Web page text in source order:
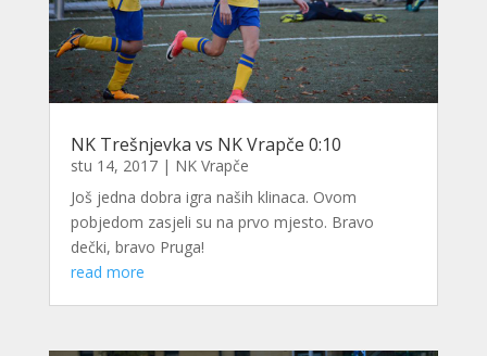
NK Trešnjevka vs NK Vrapče 0:10
stu 14, 2017| NK Vrapče
Još jedna dobra igra naših klinaca. Ovom
pobjedom zasjeli su na prvo mjesto. Bravo
dečki, bravo Pruga!
read more